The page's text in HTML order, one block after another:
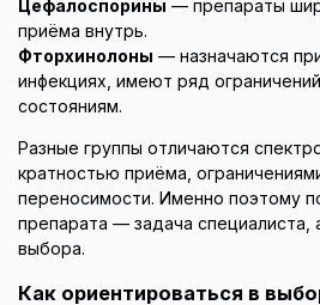
Цефалоспорины — препараты
приёма внутрь.
Фторхинолоны — назначаются
инфекциях, имеют ряд
состояниям.
Разные группы отличаются
кратностью приёма,
переносимости. Именно поэтому
препарата — задача специалиста,
выбора.
Как ориентироваться в